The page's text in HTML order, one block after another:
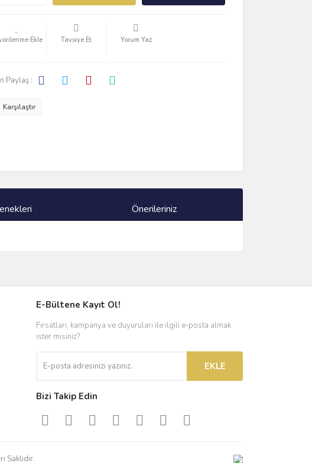
Tavsiye Et Yorum Yaz
Paylaş :
Karşılaştır
Önerileriniz
E-Bültene Kayıt Ol!
Fırsatları, kampanya ve duyuruları ile ilgili e-posta almak
ister misiniz?
EKLE
Bizi Takip Edin
Saklıdır.